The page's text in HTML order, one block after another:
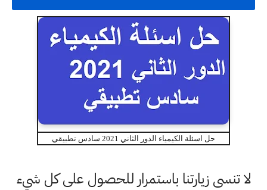
حل اسئلة الكيمياء الدور الثاني 2021 سادس تطبيقي
لا تنسى زيارتنا باستمرار للحصول على كل شيء